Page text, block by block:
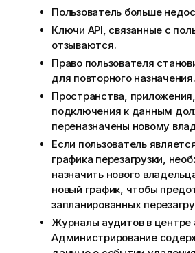
Пользователь больше
Ключи API, связанные с
отзываются.
Право пользователя
для повторного назначения.
Пространства,
подключения к данным
переназначены новому
Если пользователь
графика перезагрузки,
назначить нового
новый график, чтобы
запланированных
Журналы аудитов в центре
Администрирование